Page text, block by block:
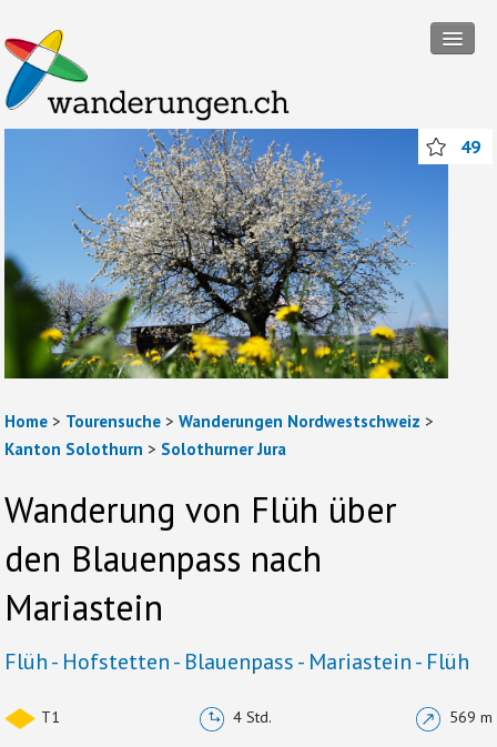
Tourensuche
Touren
Wanderregionen
Themenwanderungen
Rund ums Wandern
Mitmachen
Abos und Packages
Anmelden
49
Home > Tourensuche > Wanderungen Nordwestschweiz >
Kanton Solothurn > Solothurner Jura
Wanderung von Flüh über
den Blauenpass nach
Mariastein
Flüh - Hofstetten - Blauenpass - Mariastein - Flüh
T1 4 Std. 569 m